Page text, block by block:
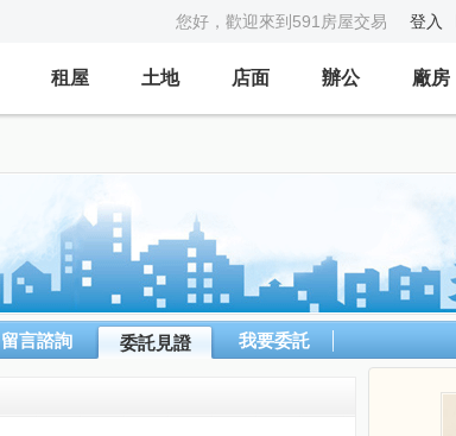
您好，歡迎來到591房屋交易 登入
租屋 土地 店面 辦公 廠房
留言諮詢 委託見證 我要委託